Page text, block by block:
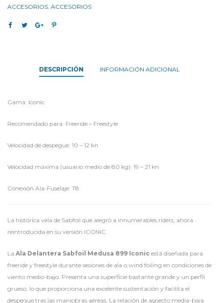
ACCESORIOS, ACCESORIOS
DESCRIPCIÓN INFORMACIÓN ADICIONAL
Gama: Iconic
Recomendado para: Freeride – Freestyle
Velocidad de despegue: 10 – 12 kn
Velocidad máxima (usuario medio de 80 kg): 19 – 21 kn
Conexión Ala-Fuselaje: T8
La histórica vela de Sabfoil que alegró a innumerables riders, ahora
reintroducida en su versión ICONIC.
La Ala Delantera Sabfoil Medusa 899 Iconic está diseñada para
freeride y freestyle durante sesiones de ala o wind foiling en condiciones de
viento medio-bajo. Presenta una superficie bastante grande y un perfil
grueso, lo que proporciona una excelente sustentación y facilita el
despegue tras las maniobras aéreas. La relación de aspecto media-baja